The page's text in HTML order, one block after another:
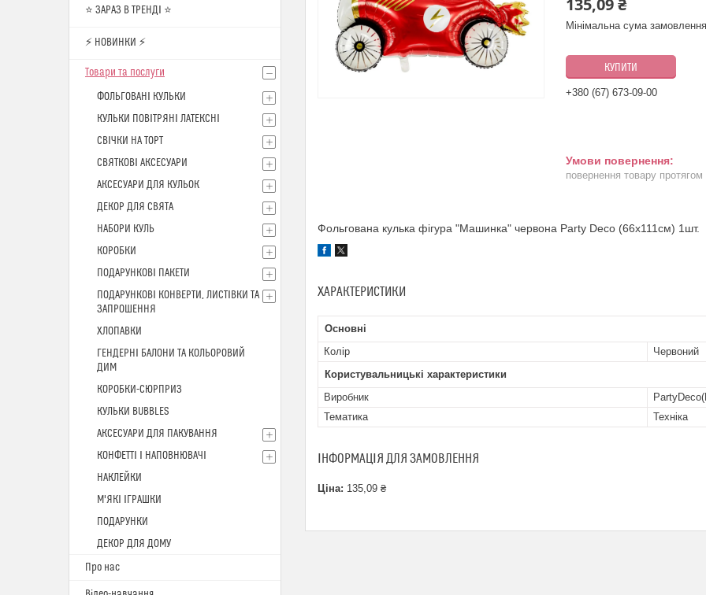
135,09 ₴
Мінімальна сума
КУПИТИ
+380 (67) 673-09-00
повернення товару протягом
Фольгована кулька фігура "Машинка" червона Party Deco (66x111см) 1шт.
ХАРАКТЕРИСТИКИ
Основні
Колір
Червоний
Користувальницькі характеристики
Виробник
Тематика
Техніка
ІНФОРМАЦІЯ ДЛЯ ЗАМОВЛЕННЯ
Ціна: 135,09 ₴
⭐️ ЗАРАЗ В ТРЕНДІ ⭐️
⚡ НОВИНКИ ⚡
Товари та послуги
ФОЛЬГОВАНІ КУЛЬКИ
КУЛЬКИ ПОВІТРЯНІ ЛАТЕКСНІ
СВІЧКИ НА ТОРТ
СВЯТКОВІ АКСЕСУАРИ
АКСЕСУАРИ ДЛЯ КУЛЬОК
ДЕКОР ДЛЯ СВЯТА
НАБОРИ КУЛЬ
КОРОБКИ
ПОДАРУНКОВІ ПАКЕТИ
ПОДАРУНКОВІ КОНВЕРТИ, ЛИСТІВКИ ТА
ЗАПРОШЕННЯ
ХЛОПАВКИ
ГЕНДЕРНІ БАЛОНИ ТА КОЛЬОРОВИЙ
ДИМ
КОРОБКИ-СЮРПРИЗ
КУЛЬКИ BUBBLES
АКСЕСУАРИ ДЛЯ ПАКУВАННЯ
КОНФЕТТІ І НАПОВНЮВАЧІ
НАКЛЕЙКИ
М'ЯКІ ІГРАШКИ
ПОДАРУНКИ
ДЕКОР ДЛЯ ДОМУ
Про нас